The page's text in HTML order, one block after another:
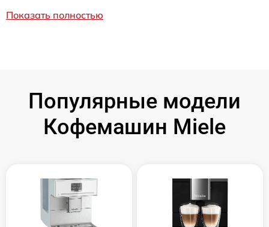
Показать полностью
Популярные модели
Кофемашин Miele